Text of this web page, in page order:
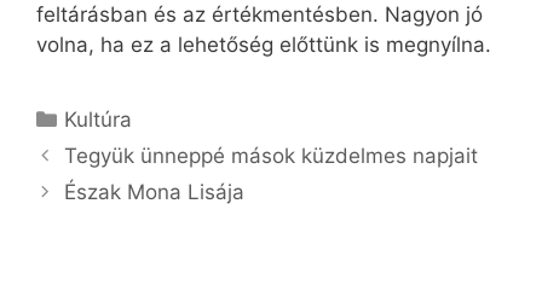
feltárásban és az értékmentésben. Nagyon jó
volna, ha ez a lehetőség előttünk is megnyílna.
Kategória
Kultúra
Tegyük ünneppé mások küzdelmes napjait
Észak Mona Lisája